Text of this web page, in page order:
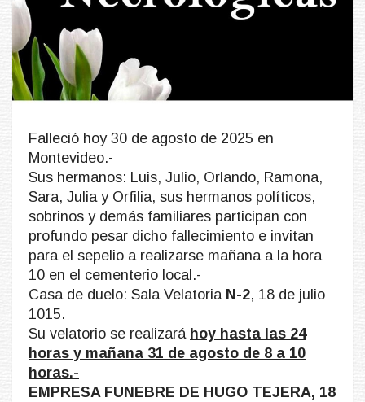
Falleció hoy 30 de agosto de 2025 en
Montevideo.-
Sus hermanos: Luis, Julio, Orlando, Ramona,
Sara, Julia y Orfilia, sus hermanos políticos,
sobrinos y demás familiares participan con
profundo pesar dicho fallecimiento e invitan
para el sepelio a realizarse mañana a la hora
10 en el cementerio local.-
Casa de duelo: Sala Velatoria N-2, 18 de julio
1015.
Su velatorio se realizará hoy hasta las 24
horas y mañana 31 de agosto de 8 a 10
horas.-
EMPRESA FUNEBRE DE HUGO TEJERA, 18